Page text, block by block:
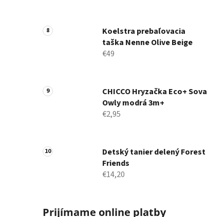
Koelstra prebaľovacia
taška Nenne Olive Beige
€49
CHICCO Hryzačka Eco+ Sova
Owly modrá 3m+
€2,95
Detský tanier delený Forest
Friends
€14,20
Prijímame online platby